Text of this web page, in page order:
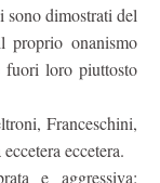
sono dimostrati del
proprio onanismo
fuori loro piuttosto
Franceschini,
eccetera.
e aggressiva: